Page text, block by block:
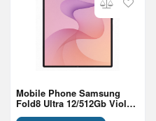
Mobile Phone Samsung
Fold8 Ultra 12/512Gb Violet
Shadow